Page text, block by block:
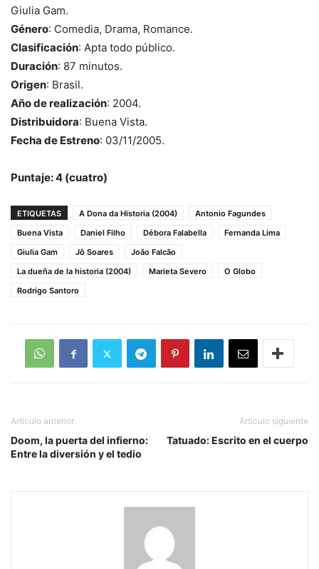
Giulia Gam.
Género: Comedia, Drama, Romance.
Clasificación: Apta todo público.
Duración: 87 minutos.
Origen: Brasil.
Año de realización: 2004.
Distribuidora: Buena Vista.
Fecha de Estreno: 03/11/2005.
Puntaje: 4 (cuatro)
ETIQUETAS A Dona da Historia (2004)
Antonio Fagundes
Buena Vista
Daniel Filho Débora Falabella
Fernanda Lima
Giulia Gam
Jô Soares
João Falcão
La dueña de la historia (2004)
Marieta Severo
O Globo
Rodrigo Santoro
Artículo anterior
Doom, la puerta del infierno:
Entre la diversión y el tedio
Artículo siguiente
Tatuado: Escrito en el cuerpo